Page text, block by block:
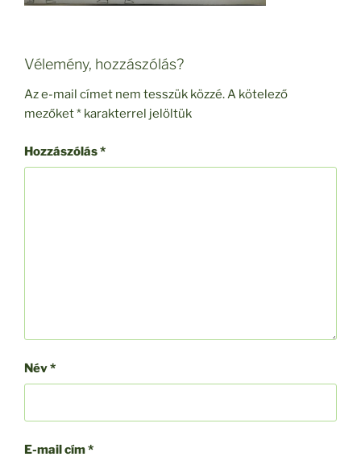
Vélemény, hozzászólás?
Az e-mail címet nem tesszük közzé.A kötelező
mezőket* karakterrel jelöltük
Hozzászólás*
Név*
E-mail cím*